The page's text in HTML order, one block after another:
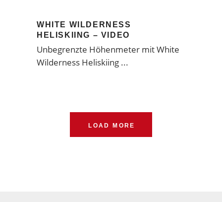
WHITE WILDERNESS
HELISKIING – VIDEO
Unbegrenzte Höhenmeter mit White
Wilderness Heliskiing
LOAD MORE